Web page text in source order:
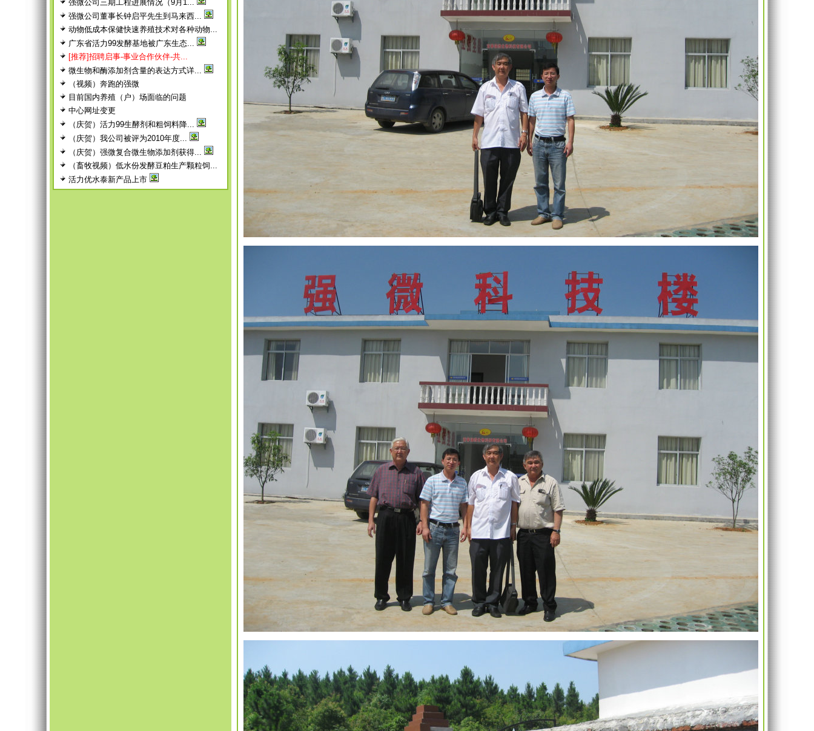
强微公司三期工程进展情况（9月1...
强微公司董事长钟启平先生到马来西...
动物低成本保健快速养殖技术对各种动物...
广东省活力99发酵基地被广东生态...
[推荐]招聘启事-事业合作伙伴-共...
微生物和酶添加剂含量的表达方式详...
（视频）奔跑的强微
目前国内养殖（户）场面临的问题
中心网址变更
（庆贺）活力99生酵剂和粗饲料降...
（庆贺）我公司被评为2010年度...
（庆贺）强微复合微生物添加剂获得...
（畜牧视频）低水份发酵豆粕生产颗粒饲...
活力优水泰新产品上市